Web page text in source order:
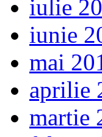
iulie
iunie
mai
aprilie
martie